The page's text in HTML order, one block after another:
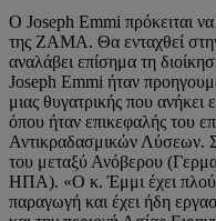
Ο Joseph Emmi πρόκειται
της ZAMA. Θα ενταχθεί
αναλάβει επίσημα τη
Joseph Emmi ήταν
μιας θυγατρικής που
όπου ήταν επικεφαλής του
Αντικραδασμικών Λύσεων.
του μεταξύ Ανόβερου
ΗΠΑ). «Ο κ. Έμμι έχει
παραγωγή και έχει ήδη